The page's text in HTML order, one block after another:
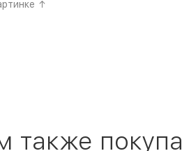
↑
также